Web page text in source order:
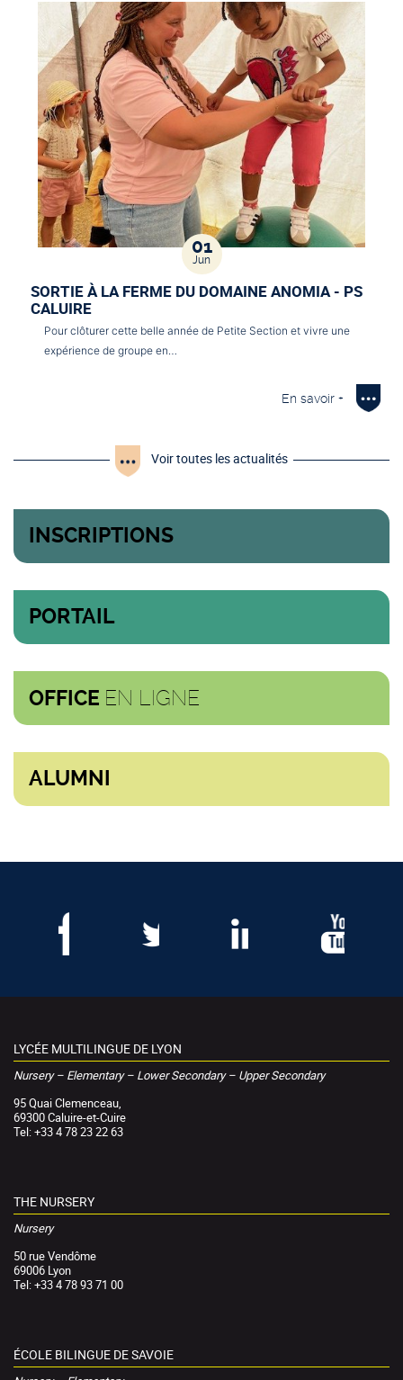
01
Jun
SORTIE À LA FERME DU DOMAINE ANOMIA - PS
CALUIRE
Pour clôturer cette belle année de Petite Section et vivre une
expérience de groupe en…
En savoir +
Voir toutes les actualités
INSCRIPTIONS
PORTAIL
OFFICE EN LIGNE
ALUMNI
LYCÉE MULTILINGUE DE LYON
Nursery – Elementary – Lower Secondary – Upper Secondary
95 Quai Clemenceau,
69300 Caluire-et-Cuire
Tel: +33 4 78 23 22 63
THE NURSERY
Nursery
50 rue Vendôme
69006 Lyon
Tel: +33 4 78 93 71 00
ÉCOLE BILINGUE DE SAVOIE